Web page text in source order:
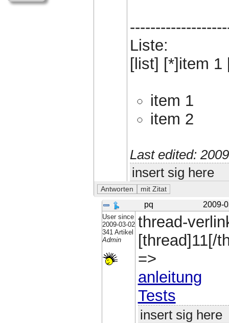
Liste:
[list] [*]item 1
item 1
item 2
Last edited:
insert sig here
pq 2009-
User since
2009-03-02
341 Artikel
Admin
thread-
[thread]11[/
=>
anleitung
Tests
insert sig here